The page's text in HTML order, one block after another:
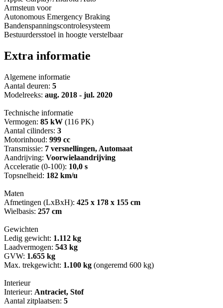
Armsteun voor
Autonomous Emergency Braking
Bandenspanningscontrolesysteem
Bestuurdersstoel in hoogte verstelbaar
Extra informatie
Algemene informatie
Aantal deuren: 5
Modelreeks: aug. 2018 - jul. 2020
Technische informatie
Vermogen: 85 kW (116 PK)
Aantal cilinders: 3
Motorinhoud: 999 cc
Transmissie: 7 versnellingen, Automaat
Aandrijving: Voorwielaandrijving
Acceleratie (0-100): 10,0 s
Topsnelheid: 182 km/u
Maten
Afmetingen (LxBxH): 425 x 178 x 155 cm
Wielbasis: 257 cm
Gewichten
Ledig gewicht: 1.112 kg
Laadvermogen: 543 kg
GVW: 1.655 kg
Max. trekgewicht: 1.100 kg (ongeremd 600 kg)
Interieur
Interieur: Antraciet, Stof
Aantal zitplaatsen: 5